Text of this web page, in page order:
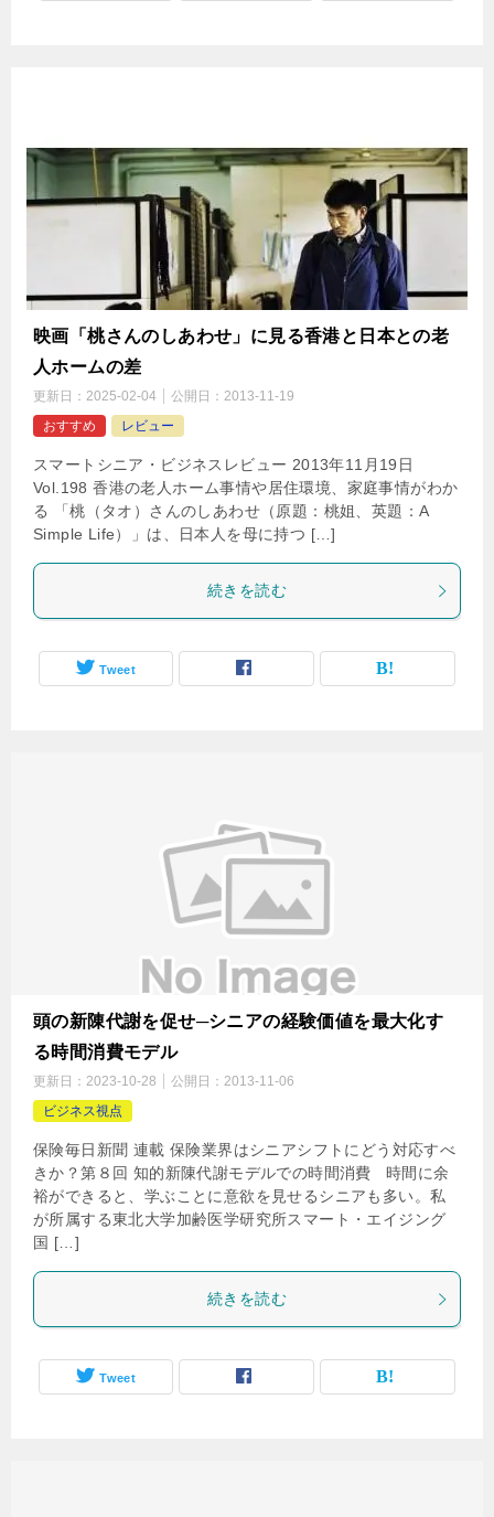
映画「桃さんのしあわせ」に見る香港と日本との老
人ホームの差
更新日： 2025-02-04 公開日： 2013-11-19
おすすめ
レビュー
スマートシニア・ビジネスレビュー 2013年11月19日
Vol.198 香港の老人ホーム事情や居住環境、家庭事情がわか
る 「桃（タオ）さんのしあわせ（原題：桃姐、英題：A
Simple Life）」は、日本人を母に持つ […]
続きを読む
Tweet
頭の新陳代謝を促せ─シニアの経験価値を最大化す
る時間消費モデル
更新日： 2023-10-28 公開日： 2013-11-06
ビジネス視点
保険毎日新聞 連載 保険業界はシニアシフトにどう対応すべ
きか？第８回 知的新陳代謝モデルでの時間消費 時間に余
裕ができると、学ぶことに意欲を見せるシニアも多い。私
が所属する東北大学加齢医学研究所スマート・エイジング
国 […]
続きを読む
Tweet